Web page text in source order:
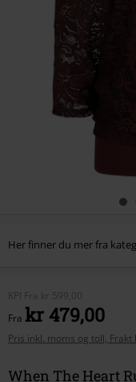
Her finner du mer fra
KPI Fra kr 599,00
Fra kr 479,00
Pris inkl. moms og toll,
When The Heart